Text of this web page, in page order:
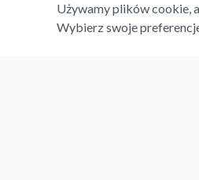
Używamy plików cookie,
Wybierz swoje